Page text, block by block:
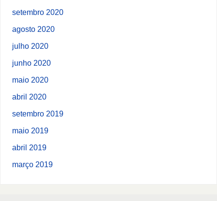
setembro 2020
agosto 2020
julho 2020
junho 2020
maio 2020
abril 2020
setembro 2019
maio 2019
abril 2019
março 2019